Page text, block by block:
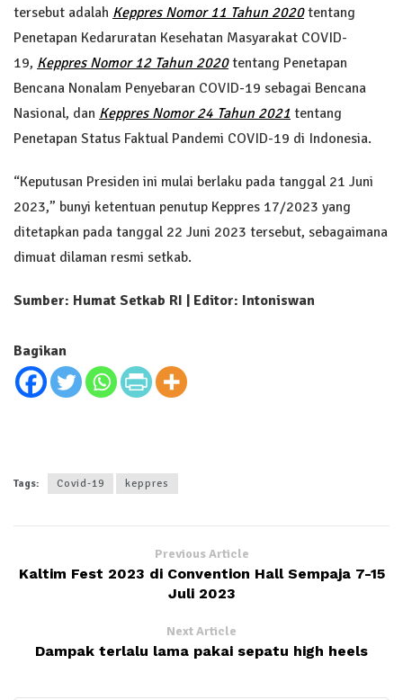
tersebut adalah Keppres Nomor 11 Tahun 2020tentang
Penetapan Kedaruratan Kesehatan Masyarakat COVID-
19, Keppres Nomor 12 Tahun 2020tentang Penetapan
Bencana Nonalam Penyebaran COVID-19 sebagai Bencana
Nasional, dan Keppres Nomor 24 Tahun 2021 tentang
Penetapan Status Faktual Pandemi COVID-19 di Indonesia.
“Keputusan Presiden ini mulai berlaku pada tanggal 21 Juni
2023,” bunyi ketentuan penutup Keppres 17/2023 yang
ditetapkan pada tanggal 22 Juni 2023 tersebut, sebagaimana
dimuat dilaman resmi setkab.
Sumber: Humat Setkab RI | Editor: Intoniswan
Bagikan
Tags: Covid-19 keppres
Previous Article
Kaltim Fest 2023 di Convention Hall Sempaja 7-15
Juli 2023
Next Article
Dampak terlalu lama pakai sepatu high heels